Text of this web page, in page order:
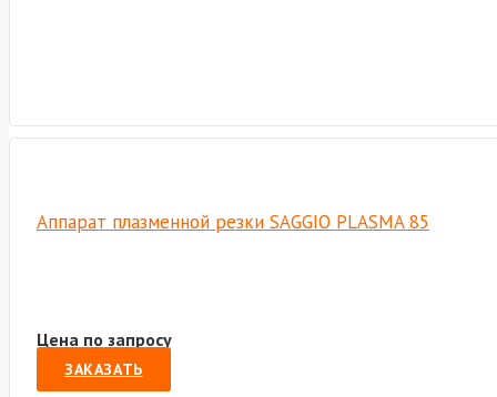
Аппарат плазменной резки SAGGIO PLASMA 85
Цена по запросу
ЗАКАЗАТЬ